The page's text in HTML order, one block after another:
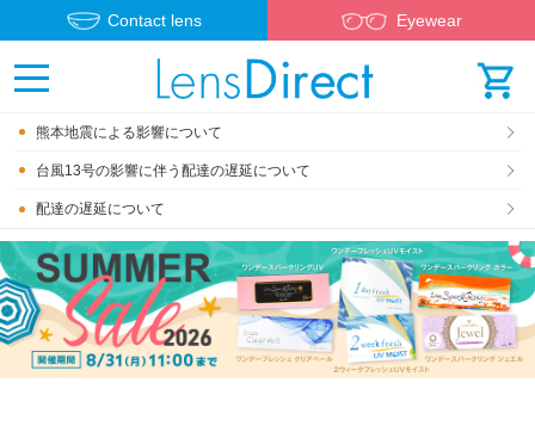
Contact lens Eyewear
熊本地震による影響について
台風13号の影響に伴う配達の遅延について
配達の遅延について